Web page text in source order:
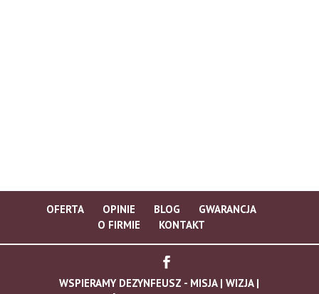
OFERTA OPINIE BLOG
GWARANCJA
O FIRMIE
KONTAKT
WSPIERAMY DEZYNFEUSZ - MISJA | WIZJA |